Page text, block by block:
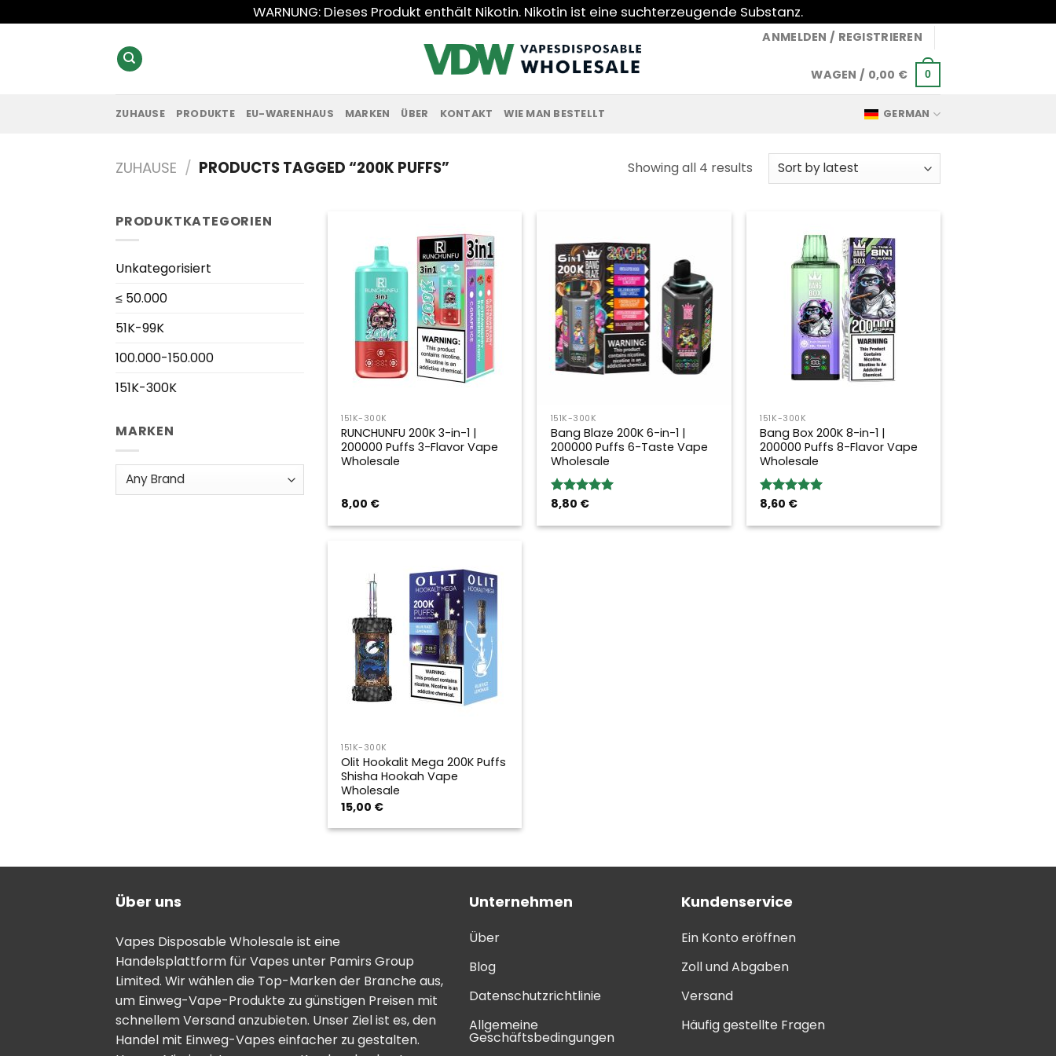
Inhalt
WARNUNG: Dieses Produkt enthält Nikotin. Nikotin ist eine suchterzeugende Substanz.
ANMELDEN / REGISTRIEREN
WAGEN / 0,00 € 0
ZUHAUSE PRODUKTE EU-WARENHAUS MARKEN ÜBER KONTAKT WIE MAN BESTELLT GERMAN
ZUHAUSE / PRODUCTS TAGGED “200K PUFFS” Showing all 4 resultsSorted
PRODUKTKATEGORIEN
Unkategorisiert
≤ 50.000
51K-99K
100.000-150.000
151K-300K
MARKEN
151K-300K
RUNCHUNFU 200K 3-in-1 |
200000 Puffs 3-Flavor Vape
Wholesale
8,00 €
151K-300K
Bang Blaze 200K 6-in-1 |
200000 Puffs 6-Taste Vape
Wholesale
Bewertung:
8,80 €
151K-300K
Bang Box 200K 8-in-1 |
200000 Puffs 8-Flavor Vape
Wholesale
Bewertung:
8,60 €
151K-300K
Olit Hookalit Mega 200K Puffs
Shisha Hookah Vape
Wholesale
15,00 €
Über uns
Vapes Disposable Wholesale ist eine
Handelsplattform für Vapes unter Pamirs Group
Limited. Wir wählen die Top-Marken der Branche aus,
um Einweg-Vape-Produkte zu günstigen Preisen mit
schnellem Versand anzubieten. Unser Ziel ist es, den
Handel mit Einweg-Vapes einfacher zu gestalten.
Unternehmen
Über
Blog
Datenschutzrichtlinie
Allgemeine
Geschäftsbedingungen
Kundenservice
Ein Konto eröffnen
Zoll und Abgaben
Versand
Häufig gestellte Fragen